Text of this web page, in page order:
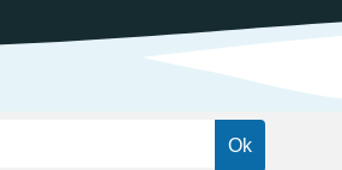
Réglementation
des nuisances
Transports et